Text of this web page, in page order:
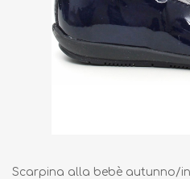
Scarpina alla bebè autunno/